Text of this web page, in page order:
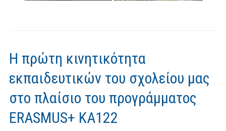
Η πρώτη κινητικότητα
εκπαιδευτικών του σχολείου μας
στο πλαίσιο του προγράμματος
ERASMUS+ KA122